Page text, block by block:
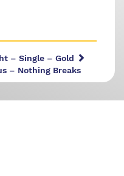
– Single – Gold
– Nothing Breaks